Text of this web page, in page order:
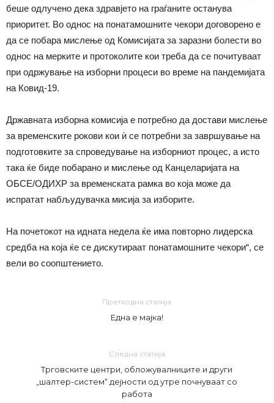
беше одлучено дека здравјето на граѓаните останува
приоритет. Во однос на понатамошните чекори договорено е
да се побара мислење од Комисијата за заразни болести во
однос на мерките и протоколите кои треба да се почитуваат
при одржување на изборни процеси во време на пандемијата
на Ковид-19.
Државната изборна комисија е потребно да достави мислење
за временските рокови кои ѝ се потребни за завршување на
подготовките за спроведување на изборниот процес, а исто
така ќе биде побарано и мислење од Канцеларијата на
ОБСЕ/ОДИХР за временската рамка во која може да
испратат набљудувачка мисија за изборите.
На почетокот на идната недела ќе има повторно лидерска
средба на која ќе се дискутираат понатамошните чекори“, се
вели во соопштението.
Претходна статија
Една е мајка!
Следна статија
Трговските центри, обложувалниците и други
„шалтер-систем“ дејности од утре почнуваат со
работа